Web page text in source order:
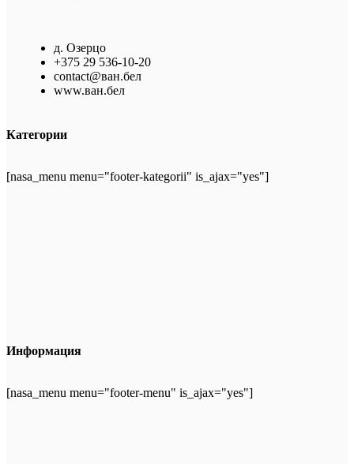
д. Озерцо
+375 29 536-10-20
contact@ван.бел
www.ван.бел
Категории
[nasa_menu menu="footer-kategorii" is_ajax="yes"]
Информация
[nasa_menu menu="footer-menu" is_ajax="yes"]